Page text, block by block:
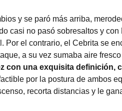
y se paró más arriba,
casi no pasó sobresaltos y con
Por el contrario, el Cebrita se
a su vez sumaba aire
con una exquisita definición,
por la postura de ambos
recorta distancias y le